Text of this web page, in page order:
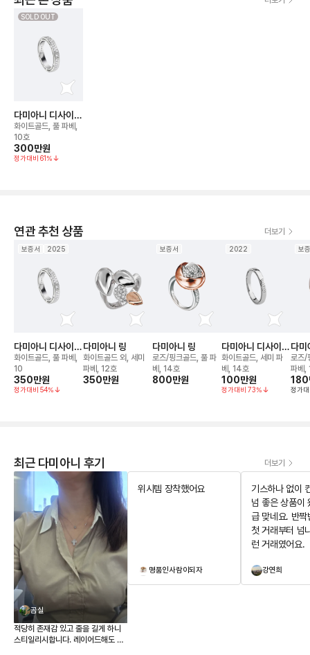
SOLD OUT
다미아니 디사이드
웨딩 밴드 링
화이트골드, 풀 파베,
10호
300만원
정가대비 61%
연관 추천 상품 더보기
보증서 2025
다미아니 디사이드
웨딩 밴드 링
화이트골드, 풀 파베,
10
350만원
정가대비 54%
다미아니 링
화이트골드 외, 세미
파베, 12호
350만원
보증서
다미아니 링
로즈/핑크골드, 풀 파
베, 14호
800만원
2022
다미아니 디사이드
링
화이트골드, 세미 파
베, 14호
100만원
정가대비 73%
보
다미
링
로즈/
파베,
180
정가
최근 다미아니 후기 더보기
곰실
적당히 존재감 있고 줄을 길게 하니
스티일리시합니다. 레이어드해도 좋
위시템 장착했어요
명품인사람이되자
기스하나 없이
넘 좋은 상품이
급 맞네요. 반짝
첫 거래부터 넘
런 거래였어요.
강연희